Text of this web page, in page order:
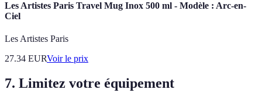
Les Artistes Paris Travel Mug Inox 500 ml - Modèle : Arc-en-
Ciel
Les Artistes Paris
27.34 EURVoir le prix
7. Limitez votre équipement